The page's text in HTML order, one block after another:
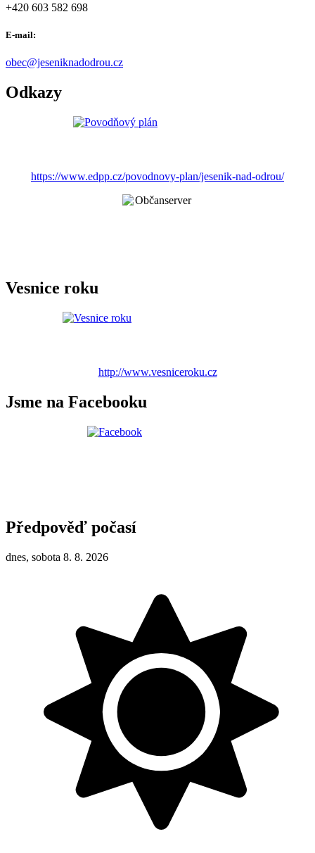
+420 603 582 698
E-mail:
obec@jeseniknadodrou.cz
Odkazy
https://www.edpp.cz/povodnovy-plan/jesenik-nad-odrou/
Vesnice roku
http://www.vesniceroku.cz
Jsme na Facebooku
Předpověď počasí
dnes, sobota 8. 8. 2026